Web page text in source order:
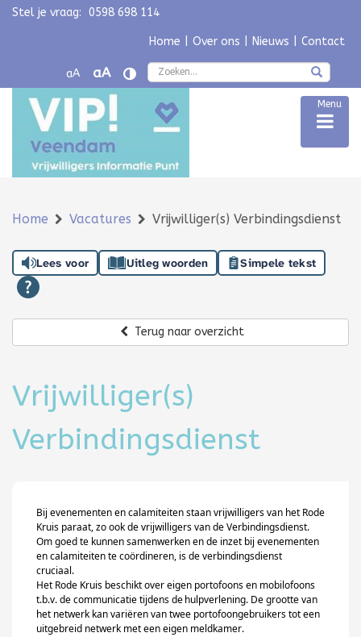
Navigatie overslaan
Stel je vraag: 0598 698 114
Home Over ons Nieuws Contact
aA aA
Menu
Home Vacatures Vrijwilliger(s) Verbindingsdienst
Lees voor Uitleg woorden Simpele tekst
Terug naar overzicht
Vrijwilliger(s)
Verbindingsdienst
Bij evenementen en calamiteiten staan vrijwilligers van het Rode
Kruis paraat, zo ook de vrijwilligers van de Verbindingsdienst.
Om goed te kunnen samenwerken en de inzet bij evenementen
en calamiteiten te coördineren, is de verbindingsdienst
cruciaal.
Het Rode Kruis beschikt over eigen portofoons en mobilofoons
t.b.v. de communicatie tijdensde hulpverlening. De grootte van
het netwerk kan variëren van twee portofoongebruikers tot een
uitgebreid netwerk met een eigen meldkamer.